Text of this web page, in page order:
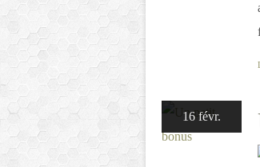
16 févr.